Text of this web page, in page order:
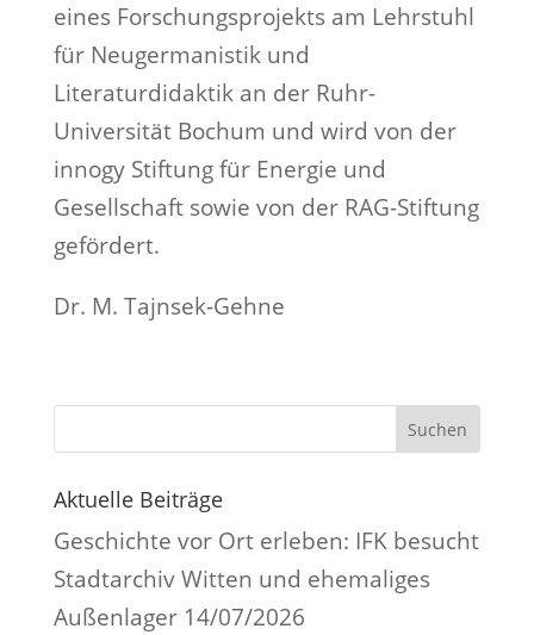
eines Forschungsprojekts am Lehrstuhl
für Neugermanistik und
Literaturdidaktik an der Ruhr-
Universität Bochum und wird von der
innogy Stiftung für Energie und
Gesellschaft sowie von der RAG-Stiftung
gefördert.
Dr. M. Tajnsek-Gehne
Suchen
Aktuelle Beiträge
Geschichte vor Ort erleben: IFK besucht
Stadtarchiv Witten und ehemaliges
Außenlager 14/07/2026